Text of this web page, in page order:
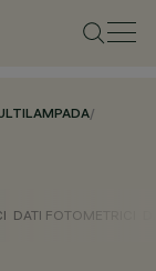
/
DATI FOTOMETRICI